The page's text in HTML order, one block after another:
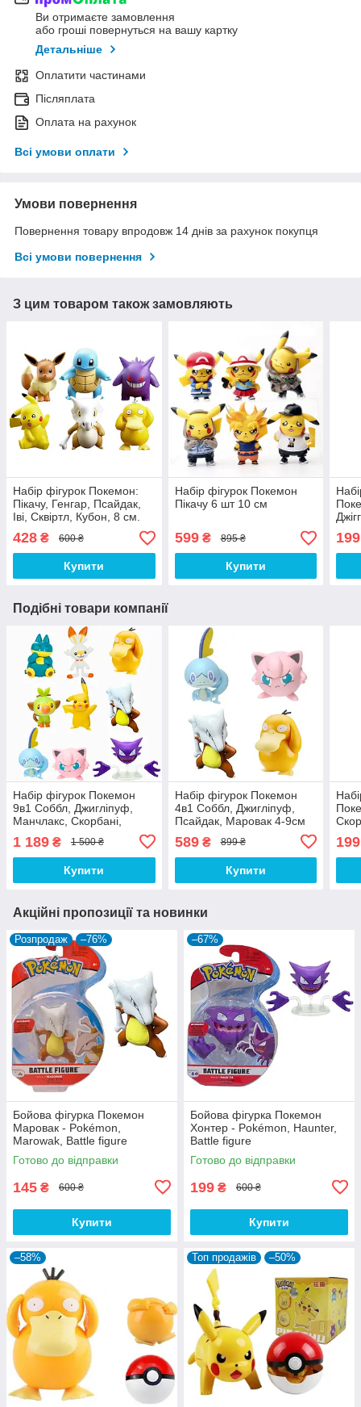
Ви отримаєте замовлення
або гроші повернуться на вашу картку
Детальніше
Оплатити частинами
Післяплата
Оплата на рахунок
Всі умови оплати
Умови повернення
Повернення товару впродовж 14 днів за рахунок покупця
Всі умови повернення
З цим товаром також замовляють
Набір фігурок Покемон:
Пікачу, Генгар, Псайдак,
Іві, Сквіртл, Кубон, 8 см.
428 ₴ 600 ₴
Купити
Набір фігурок Покемон
Пікачу 6 шт 10 см
599₴ 895 ₴
Купити
199
Подібні товари компанії
Набір фігурок Покемон
9в1 Соббл, Джигліпуф,
Манчлакс, Скорбані,
Маровак, Пікачу, Грукі 4-
9см
1 189 ₴ 1 500 ₴
Купити
Набір фігурок Покемон
4в1 Соббл, Джигліпуф,
Псайдак, Маровак 4-9см
589₴ 899 ₴
Купити
199
Акційні пропозиції та новинки
Розпродаж –76%
Бойова фігурка Покемон
Маровак - Pokémon,
Marowak, Battle figure
Готово до відправки
145 ₴ 600 ₴
Купити
–67%
Бойова фігурка Покемон
Хонтер - Pokémon, Haunter,
Battle figure
Готово до відправки
199 ₴ 600 ₴
Купити
–58% Топ продажів –50%